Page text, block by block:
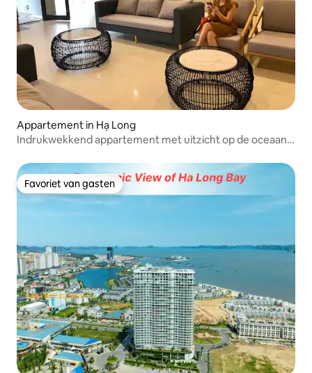
Appartement in Hạ Long
Indrukwekkend appartement met uitzicht op de oceaan
Favoriet van gasten
Favoriet van gasten